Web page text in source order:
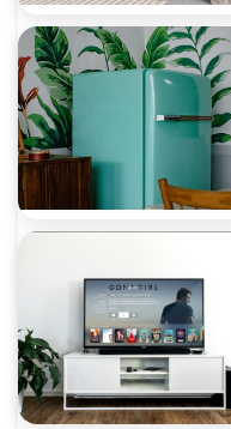
صيانة غسالات
صيانة ديب فريزر